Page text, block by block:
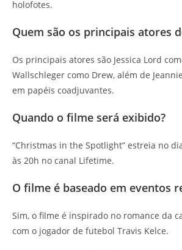
holofotes.
Quem são os principais atores
Os principais atores são Jessica Lord
Wallschleger como Drew, além de
em papéis coadjuvantes.
Quando o filme será exibido?
“Christmas in the Spotlight” estreia no
às 20h no canal Lifetime.
O filme é baseado em eventos
Sim, o filme é inspirado no romance da
com o jogador de futebol Travis Kelce.